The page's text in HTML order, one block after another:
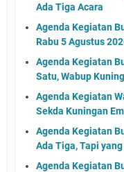
Ada Tiga Acara
Agenda Kegiatan
Rabu 5 Agustus
Agenda Kegiatan
Satu, Wabup
Agenda Kegiatan
Sekda Kuningan
Agenda Kegiatan
Ada Tiga, Tapi
Agenda Kegiatan